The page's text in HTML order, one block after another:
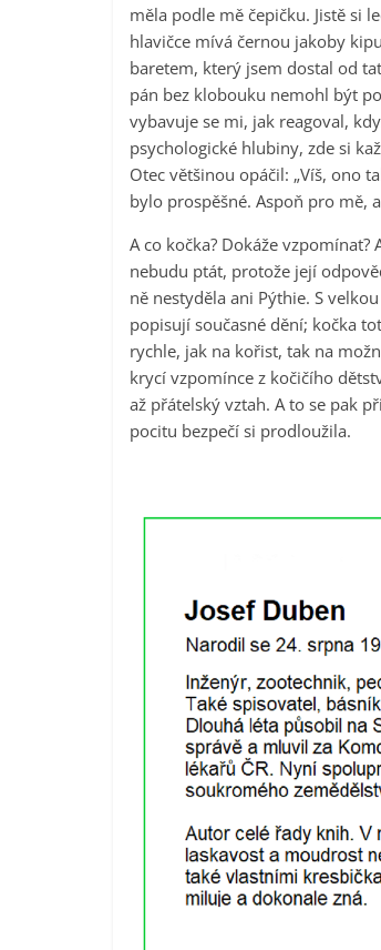
měla podle mě čepičku. Jistě si
hlavičce mívá černou jakoby
baretem, který jsem dostal od
pán bez klobouku nemohl být
vybavuje se mi, jak reagoval,
psychologické hlubiny, zde si
Otec většinou opáčil: „Víš, ono
bylo prospěšné. Aspoň pro mě,
A co kočka? Dokáže
nebudu ptát, protože její
ně nestyděla ani Pýthie. S
popisují současné dění; kočka
rychle, jak na kořist, tak na
krycí vzpomínce z kočičího
až přátelský vztah. A to se pak
pocitu bezpečí si prodloužila.